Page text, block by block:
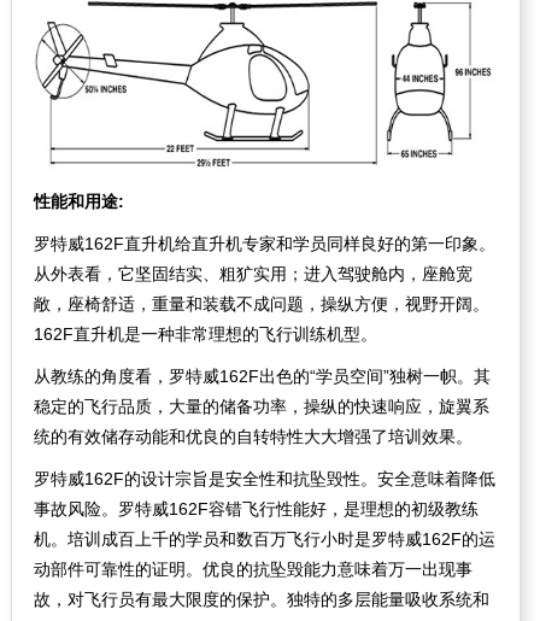
性能和用途:
罗特威162F直升机给直升机专家和学员同样良好的第一印象。
从外表看，它坚固结实、粗犷实用；进入驾驶舱内，座舱宽
敞，座椅舒适，重量和装载不成问题，操纵方便，视野开阔。
162F直升机是一种非常理想的飞行训练机型。
从教练的角度看，罗特威162F出色的“学员空间”独树一帜。其
稳定的飞行品质，大量的储备功率，操纵的快速响应，旋翼系
统的有效储存动能和优良的自转特性大大增强了培训效果。
罗特威162F的设计宗旨是安全性和抗坠毁性。安全意味着降低
事故风险。罗特威162F容错飞行性能好，是理想的初级教练
机。培训成百上千的学员和数百万飞行小时是罗特威162F的运
动部件可靠性的证明。优良的抗坠毁能力意味着万一出现事
故，对飞行员有最大限度的保护。独特的多层能量吸收系统和